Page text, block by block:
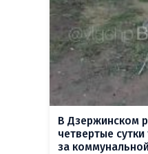
В Дзержинском
четвертые
за